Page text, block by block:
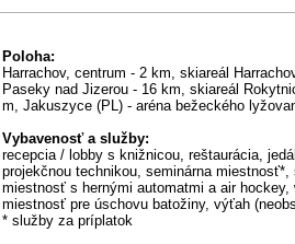
Poloha:
Harrachov, centrum - 2 km, skiareál
Paseky nad Jizerou - 16 km, skiareál
m, Jakuszyce (PL) - aréna bežeckého
Vybavenosť a služby:
recepcia / lobby s knižnicou, reštaurácia,
projekčnou technikou, seminárna
miestnosť s hernými automatmi a air
miestnosť pre úschovu batožiny, výťah
* služby za príplatok